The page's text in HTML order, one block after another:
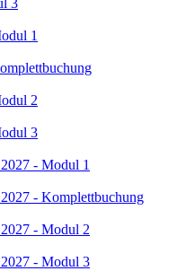
3
1
2
3
- Modul 1
- Komplettbuchung
- Modul 2
- Modul 3